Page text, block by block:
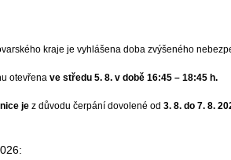
kraje je vyhlášena doba zvýšeného
otevřena ve středu 5. 8. v době 16:45 – 18:45 h.
je z důvodu čerpání dovolené od 3. 8. do 7. 8.